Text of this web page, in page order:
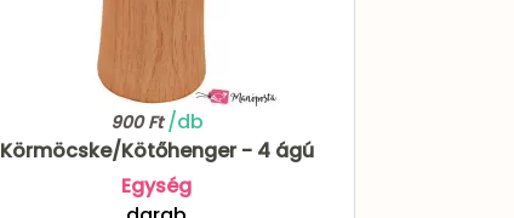
900 Ft/db
Körmöcske/Kötőhenger - 4 ágú
Egység